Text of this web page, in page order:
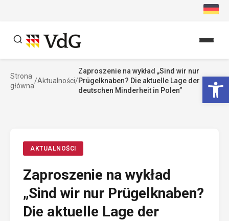
Szukaj
Szukaj
Strona
główna
/Aktualności/
Zaproszenie na wykład „Sind wir nur
Prügelknaben? Die aktuelle Lage der
deutschen Minderheit in Polen”
AKTUALNOŚCI
Zaproszenie na wykład
„Sind wir nur Prügelknaben?
Die aktuelle Lage der